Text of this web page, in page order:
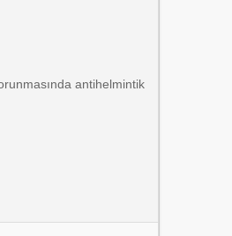
antihelmintik